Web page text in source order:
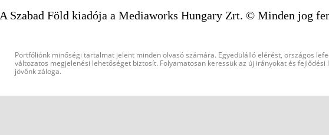
A Szabad Föld kiadója a Mediaworks Hungary Zrt. © Minden jog
Portfóliónk minőségi tartalmat jelent minden olvasó számára. Egyedülálló elérést, országos
változatos megjelenési lehetőséget biztosít. Folyamatosan keressük az új irányokat és fejlődési
jövőnk záloga.